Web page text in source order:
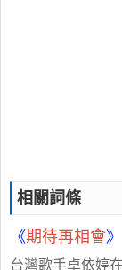
相關詞條
《期待再相會》
台灣歌手卓依婷